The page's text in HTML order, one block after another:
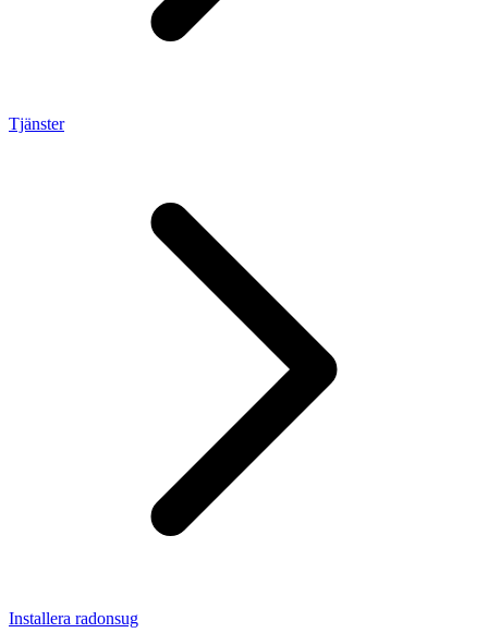
Tjänster
Installera radonsug